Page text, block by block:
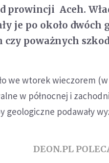
prowincji Aceh.
je po około dwóch
czy poważnych
we wtorek wieczorem
w północnej i
geologiczne podawały
DEON.PL